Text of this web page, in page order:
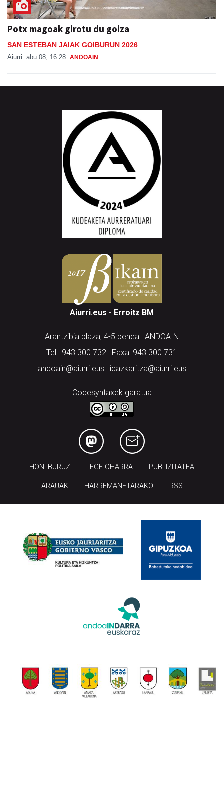
Potx magoak girotu du goiza
SAN ESTEBAN JAIAK GOIBURUN 2026
Aiurri abu 08, 16:28 ANDOAIN
Aiurri.eus - Erroitz BM
Arantzibia plaza, 4-5 behea | ANDOAIN
Tel.: 943 300 732 | Faxa: 943 300 731
andoain@aiurri.eus | idazkaritza@aiurri.eus
Codesyntaxek garatua
HONI BURUZ LEGE OHARRA PUBLIZITATEA
ARAUAK HARREMANETARAKO RSS